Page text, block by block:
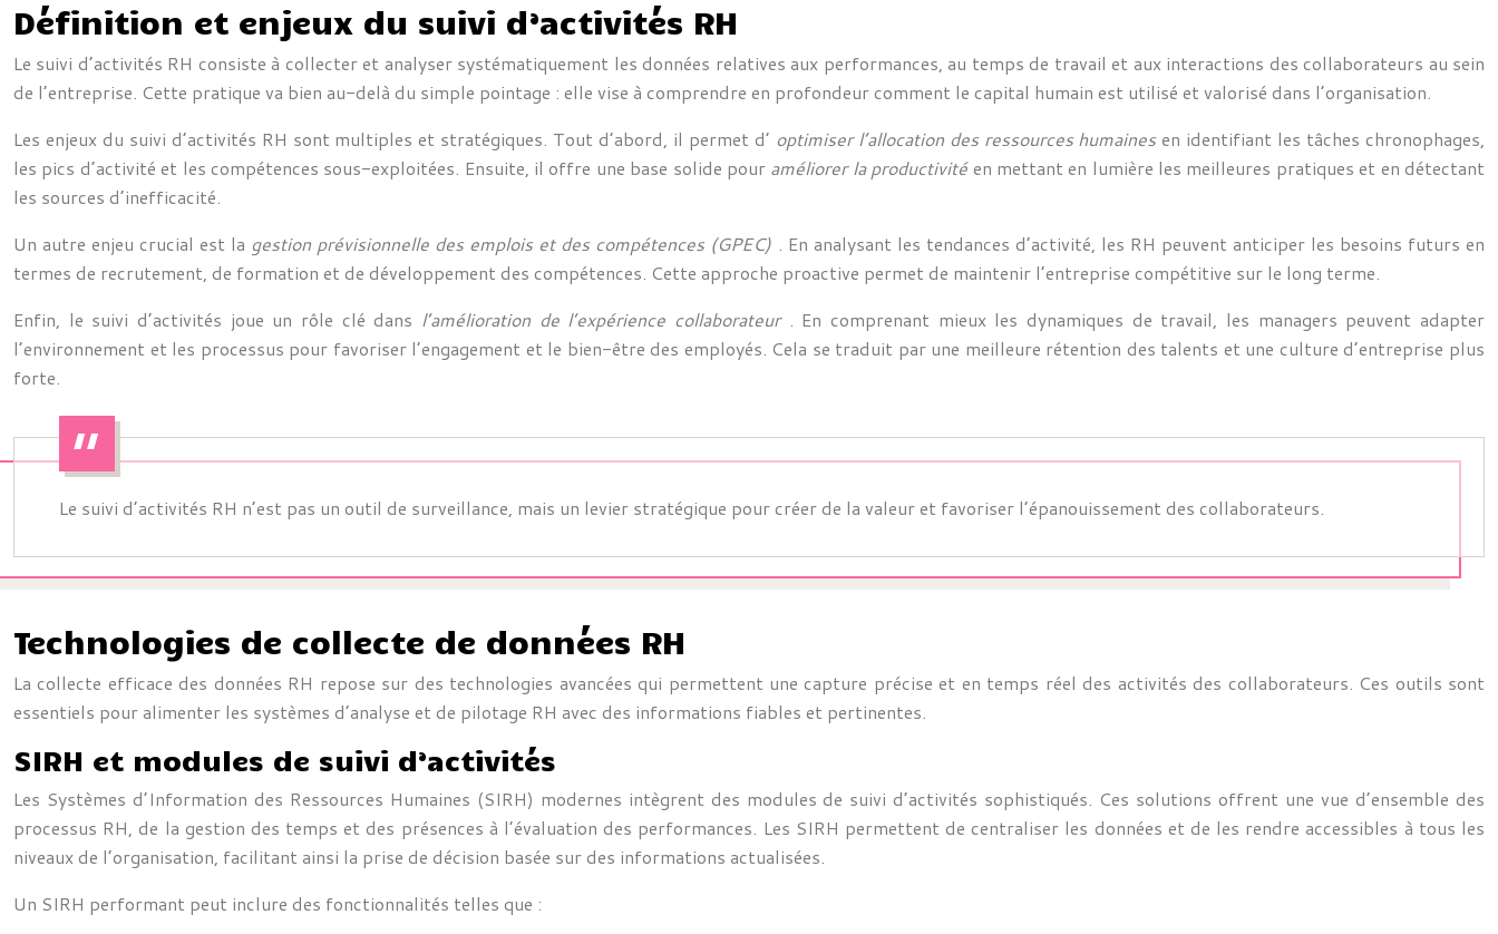
Définition et enjeux du suivi d’activités RH
Le suivi d’activités RH consiste à collecter et analyser systématiquement les données relatives aux performances, au temps de travail et aux interactions des collaborateurs au sein
de l’entreprise. Cette pratique va bien au-delà du simple pointage : elle vise à comprendre en profondeur comment le capital humain est utilisé et valorisé dans l’organisation.
Les enjeux du suivi d’activités RH sont multiples et stratégiques. Tout d’abord, il permet d’ optimiser l’allocation des ressources humainesen identifiant les tâches chronophages,
les pics d’activité et les compétences sous-exploitées. Ensuite, il offre une base solide pour améliorer la productivitéen mettant en lumière les meilleures pratiques et en détectant
les sources d’inefficacité.
Un autre enjeu crucial est la gestion prévisionnelle des emplois et des compétences (GPEC)
. En analysant les tendances d’activité, les RH peuvent anticiper les besoins futurs en
termes de recrutement, de formation et de développement des compétences. Cette approche proactive permet de maintenir l’entreprise compétitive sur le long terme.
Enfin, le suivi d’activités joue un rôle clé dans l’amélioration de l’expérience collaborateur
. En comprenant mieux les dynamiques de travail, les managers peuvent adapter
l’environnement et les processus pour favoriser l’engagement et le bien-être des employés. Cela se traduit par une meilleure rétention des talents et une culture d’entreprise plus
forte.
Le suivi d’activités RH n’est pas un outil de surveillance, mais un levier stratégique pour créer de la valeur et favoriser l’épanouissement des collaborateurs.
Technologies de collecte de données RH
La collecte efficace des données RH repose sur des technologies avancées qui permettent une capture précise et en temps réel des activités des collaborateurs. Ces outils sont
essentiels pour alimenter les systèmes d’analyse et de pilotage RH avec des informations fiables et pertinentes.
SIRH et modules de suivi d’activités
Les Systèmes d’Information des Ressources Humaines (SIRH) modernes intègrent des modules de suivi d’activités sophistiqués. Ces solutions offrent une vue d’ensemble des
processus RH, de la gestion des temps et des présences à l’évaluation des performances. Les SIRH permettent de centraliser les données et de les rendre accessibles à tous les
niveaux de l’organisation, facilitant ainsi la prise de décision basée sur des informations actualisées.
Un SIRH performant peut inclure des fonctionnalités telles que :